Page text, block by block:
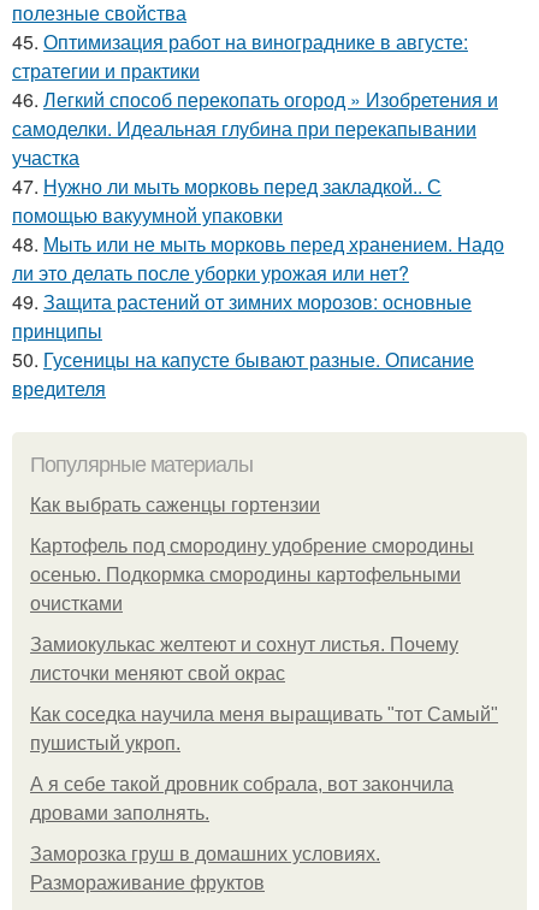
полезные свойства
45. Оптимизация работ на винограднике в августе:
стратегии и практики
46. Легкий способ перекопать огород » Изобретения и
самоделки. Идеальная глубина при перекапывании
участка
47. Нужно ли мыть морковь перед закладкой.. С
помощью вакуумной упаковки
48. Мыть или не мыть морковь перед хранением. Надо
ли это делать после уборки урожая или нет?
49. Защита растений от зимних морозов: основные
принципы
50. Гусеницы на капусте бывают разные. Описание
вредителя
Популярные материалы
Как выбрать саженцы гортензии
Картофель под смородину удобрение смородины
осенью. Подкормка смородины картофельными
очистками
Замиокулькас желтеют и сохнут листья. Почему
листочки меняют свой окрас
Как соседка научила меня выращивать "тот Самый"
пушистый укроп.
А я себе такой дровник собрала, вот закончила
дровами заполнять.
Заморозка груш в домашних условиях.
Размораживание фруктов